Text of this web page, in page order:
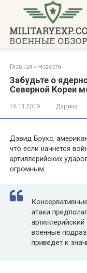
контенту
Главная » Новости
Забудьте о
Северной Кореи
16.11.2019 Дарина
Дэвид Брукс,
что если начнется
артиллерийских
огромным.
атаки
военные
приведет к